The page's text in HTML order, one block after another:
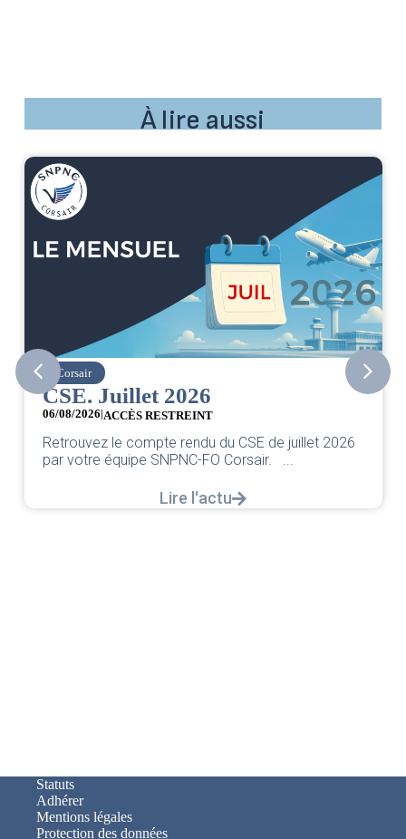
À lire aussi
Corsair
CSE. Juillet 2026
06/08/2026|ACCÈS RESTREINT
Retrouvez le compte rendu du CSE de juillet 2026
par votre équipe SNPNC-FO Corsair. ...
Lire l'actu
Statuts
Adhérer
Mentions légales
Protection des données